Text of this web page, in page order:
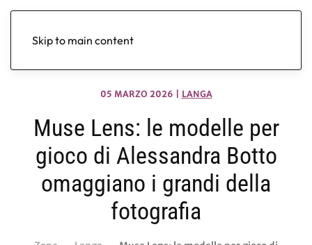
Skip to main content
05 MARZO 2026 LANGA
Muse Lens: le modelle per
gioco di Alessandra Botto
omaggiano i grandi della
fotografia